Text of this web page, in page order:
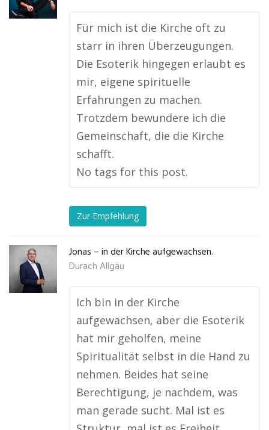
Für mich ist die Kirche oft zu
starr in ihren Überzeugungen.
Die Esoterik hingegen erlaubt es
mir, eigene spirituelle
Erfahrungen zu machen.
Trotzdem bewundere ich die
Gemeinschaft, die die Kirche
schafft.
No tags for this post.
Zur Empfehlung
Jonas – in der Kirche aufgewachsen.
Durach Allgäu
Ich bin in der Kirche
aufgewachsen, aber die Esoterik
hat mir geholfen, meine
Spiritualität selbst in die Hand zu
nehmen. Beides hat seine
Berechtigung, je nachdem, was
man gerade sucht. Mal ist es